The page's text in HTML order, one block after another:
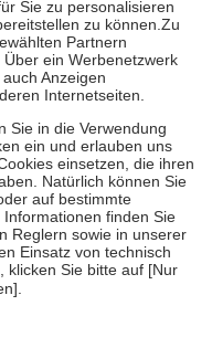
beträgt die
zehn Euro je
ihre eigene Gesundheit zu
zu unterstützen,
18. Lebensjahr
die von der